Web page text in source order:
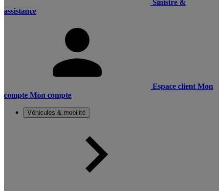
Sinistre &
assistance
Espace client Mon
compte Mon compte
Véhicules & mobilité